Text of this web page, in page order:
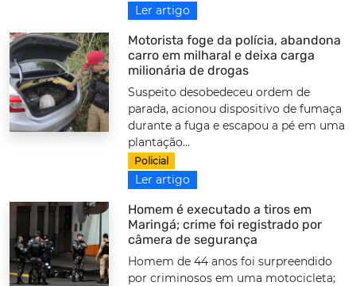
Ler artigo
Motorista foge da polícia, abandona
carro em milharal e deixa carga
milionária de drogas
Suspeito desobedeceu ordem de
parada, acionou dispositivo de fumaça
durante a fuga e escapou a pé em uma
plantação...
Policial
Ler artigo
Homem é executado a tiros em
Maringá; crime foi registrado por
câmera de segurança
Homem de 44 anos foi surpreendido
por criminosos em uma motocicleta;